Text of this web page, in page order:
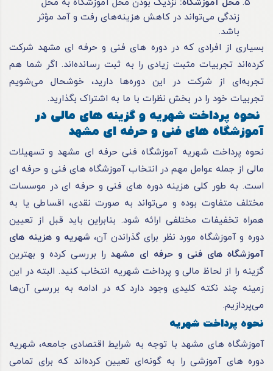
محل آموزشگاه: نزدیک بودن محل آموزشگاه به محل
زندگی می‌تواند در کاهش هزینه‌های رفت و آمد مؤثر
باشد.
بسیاری از افرادی که در دوره های فنی و حرفه ای مشهد شرکت
کرده‌اند تجربیات مثبت زیادی را به ثبت رسانده‌اند. اگر شما هم
تجربه‌ای از شرکت در این دوره‌ها دارید، خوشحال می‌شویم
تجربیات خود را در بخش نظرات با ما به اشتراک بگذارید.
نحوه پرداخت شهریه و گزینه های مالی در
آموزشگاه های فنی و حرفه ای مشهد
نحوه پرداخت شهریه آموزشگاه فنی حرفه ای مشهد و تسهیلات
مالی از جمله عوامل مهم در انتخاب آموزشگاه های فنی و حرفه ای
است. به طور کلی هزینه دوره های فنی و حرفه ای در موسسات
مختلف متفاوت بوده و می‌تواند به صورت نقدی، اقساطی یا به
همراه تخفیفات مختلفی ارائه شود. بنابراین باید قبل از تعیین
دوره و آموزشگاه مورد نظر برای گذراندن آن، شهریه و هزینه های
آموزشگاه های فنی و حرفه ای مشهدرا بررسی کرده و بهترین
گزینه را از لحاظ مالی و پرداخت شهریه انتخاب کنید. البته در این
زمینه چند نکته کلیدی وجود دارد که در ادامه به بررسی آن‌ها
می‌پردازیم.
نحوه پرداخت شهریه
آموزشگاه های مشهد با توجه به شرایط اقتصادی جامعه، شهریه
دوره های آموزشی را به گونه‌ای تعیین کرده‌اند که برای تمامی